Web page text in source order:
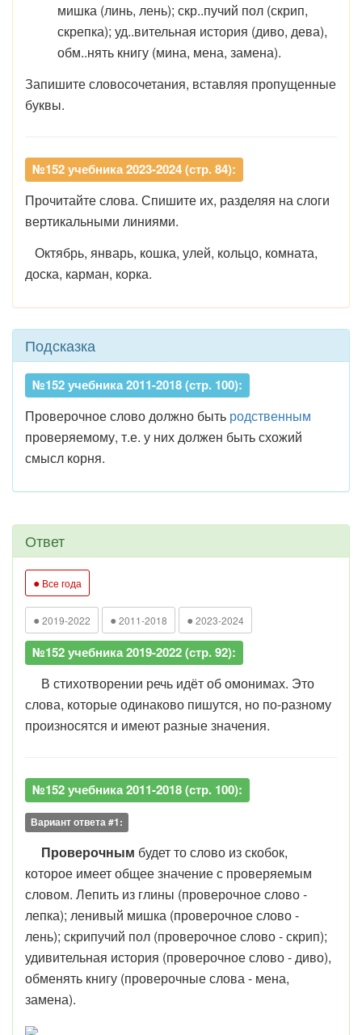
мишка (линь, лень); скр..пучий пол (скрип,
скрепка); уд..вительная история (диво, дева),
обм..нять книгу (мина, мена, замена).
Запишите словосочетания, вставляя пропущенные
буквы.
№152 учебника 2023-2024 (стр. 84):
Прочитайте слова. Спишите их, разделяя на слоги
вертикальными линиями.
Октябрь, январь, кошка, улей, кольцо, комната,
доска, карман, корка.
Подсказка
№152 учебника 2011-2018 (стр. 100):
Проверочное слово должно быть родственным
проверяемому, т.е. у них должен быть схожий
смысл корня.
Ответ
● Все года
● 2019-2022 ● 2011-2018 ● 2023-2024
№152 учебника 2019-2022 (стр. 92):
В стихотворении речь идёт об омонимах. Это
слова, которые одинаково пишутся, но по-разному
произносятся и имеют разные значения.
№152 учебника 2011-2018 (стр. 100):
Вариант ответа #1:
Проверочным будет то слово из скобок,
которое имеет общее значение с проверяемым
словом. Лепить из глины (проверочное слово -
лепка); ленивый мишка (проверочное слово -
лень); скрипучий пол (проверочное слово - скрип);
удивительная история (проверочное слово - диво),
обменять книгу (проверочные слова - мена,
замена).